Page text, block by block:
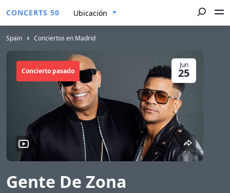
CONCERTS 50 Ubicación
Spain Conciertos en Madrid
Gente De Zona
Jun
25
Concierto pasado